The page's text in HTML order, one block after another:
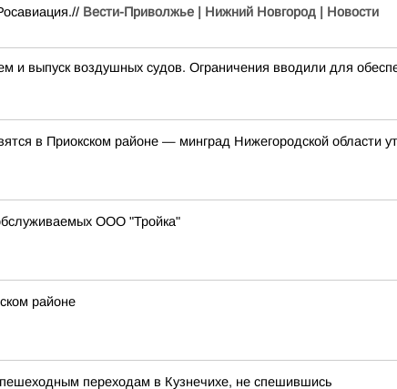
Вести-Приволжье | Нижний Новгород | Новости
воздушных судов. Ограничения вводили для
в Приокском районе — минград Нижегородской области
ООО "Тройка"
районе
переходам в Кузнечихе, не спешившись